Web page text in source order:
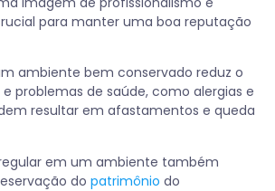
para manter uma boa reputação
ambiente bem conservado reduz o
problemas de saúde, como alergias e
resultar em afastamentos e queda
em um ambiente também
do patrimônio do